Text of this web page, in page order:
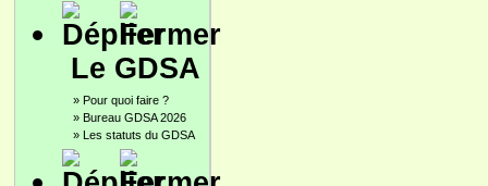
Le GDSA
» Pour quoi faire ?
» Bureau GDSA 2026
» Les statuts du GDSA